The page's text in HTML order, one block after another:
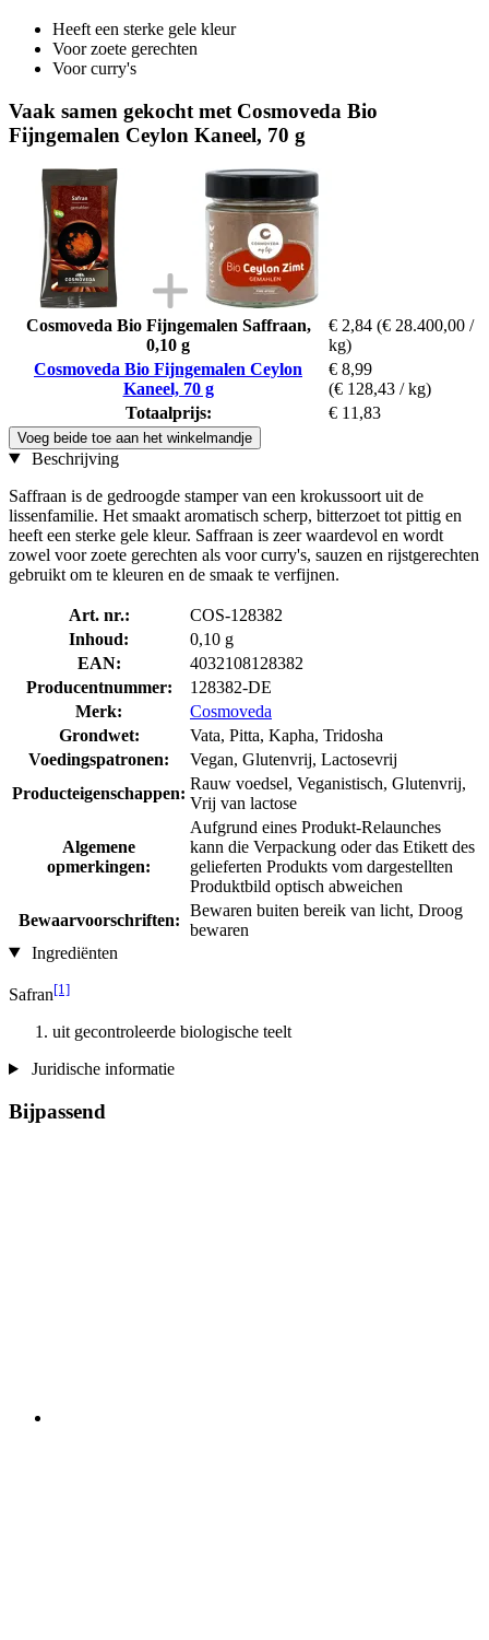
Heeft een sterke gele kleur
Voor zoete gerechten
Voor curry's
Vaak samen gekocht met Cosmoveda Bio
Fijngemalen Ceylon Kaneel, 70 g
Cosmoveda Bio Fijngemalen Saffraan,
0,10 g
€ 2,84 (€ 28.400,00 /
kg)
Cosmoveda Bio Fijngemalen Ceylon
Kaneel, 70 g
€ 8,99
(€ 128,43 / kg)
Totaalprijs:
€ 11,83
Voeg beide toe aan het winkelmandje
Beschrijving
Saffraan is de gedroogde stamper van een krokussoort uit de
lissenfamilie. Het smaakt aromatisch scherp, bitterzoet tot pittig en
heeft een sterke gele kleur. Saffraan is zeer waardevol en wordt
zowel voor zoete gerechten als voor curry's, sauzen en rijstgerechten
gebruikt om te kleuren en de smaak te verfijnen.
Art. nr.:
COS-128382
Inhoud:
0,10 g
EAN:
4032108128382
Producentnummer:
128382-DE
Merk:
Cosmoveda
Grondwet:
Vata, Pitta, Kapha, Tridosha
Voedingspatronen:
Vegan, Glutenvrij, Lactosevrij
Producteigenschappen:
Rauw voedsel, Veganistisch, Glutenvrij,
Vrij van lactose
Algemene
opmerkingen:
Aufgrund eines Produkt-Relaunches
kann die Verpackung oder das Etikett des
gelieferten Produkts vom dargestellten
Produktbild optisch abweichen
Bewaarvoorschriften:
Bewaren buiten bereik van licht, Droog
bewaren
Ingrediënten
Safran[1]
uit gecontroleerde biologische teelt
Juridische informatie
Bijpassend